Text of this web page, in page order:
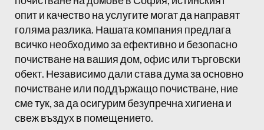
опит и качество на услугите могат да направят
голяма разлика. Нашата компания предлага
всичко необходимо за ефективно и безопасно
почистване на вашия дом, офис или търговски
обект. Независимо дали става дума за основно
почистване или поддържащо почистване, ние
сме тук, за да осигурим безупречна хигиена и
свеж въздух в помещението.